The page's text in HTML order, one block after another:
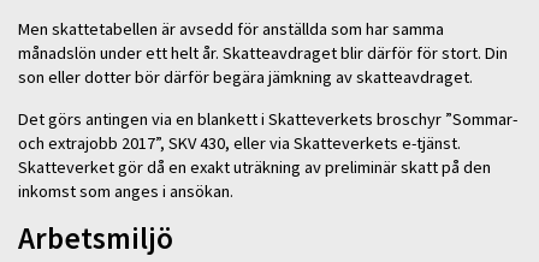
Men skattetabellen är avsedd för anställda som har samma
månadslön under ett helt år. Skatteavdraget blir därför för stort. Din
son eller dotter bör därför begära jämkning av skatteavdraget.
Det görs antingen via en blankett i Skatteverkets broschyr ”Sommar-
och extrajobb 2017”, SKV 430, eller via Skatteverkets e-tjänst.
Skatteverket gör då en exakt uträkning av preliminär skatt på den
inkomst som anges i ansökan.
Arbetsmiljö